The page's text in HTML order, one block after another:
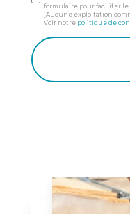
formulaire pour faciliter le
(Aucune exploitation
Voir notre politique de